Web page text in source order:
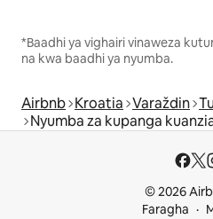
*Baadhi ya vighairi vinaweza
na kwa baadhi ya nyumba.
Airbnb Kroatia Varaždin
Nyumba za kupanga
© 2026
Faragha